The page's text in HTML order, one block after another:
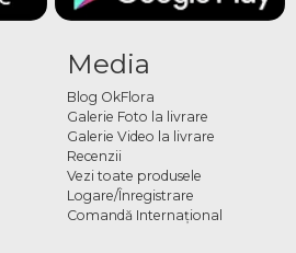
Media
Blog OkFlora
Galerie Foto la livrare
Galerie Video la livrare
Recenzii
Vezi toate produsele
Logare/Înregistrare
Comandă Internațional